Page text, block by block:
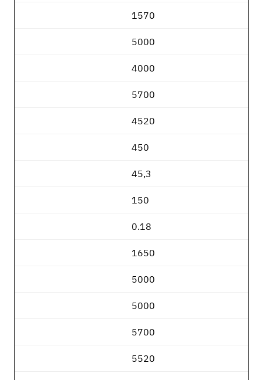
1570
5000
4000
5700
4520
450
45,3
150
0.18
1650
5000
5000
5700
5520